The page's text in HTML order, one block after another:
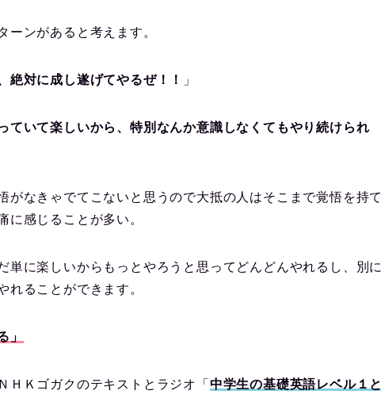
ーンがあると考えます。
絶対に成し遂げてやるぜ！！ 」
ていて楽しいから、特別なんか意識しなくてもやり続けられ
がなきゃでてこないと思うので大抵の人はそこまで覚悟を持て
に感じることが多い。
単に楽しいからもっとやろうと思ってどんどんやれるし、別に
れることができます。
」
ＨＫゴガクのテキストとラジオ「 中学生の基礎英語レベル１と